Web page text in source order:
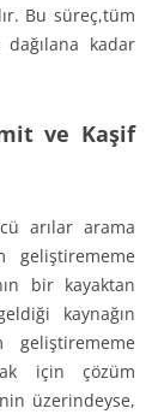
Bu süreç,tüm
kadar
ve Kaşif
arılar arama
geliştirememe
bir kayaktan
kaynağın
geliştirememe
için çözüm
üzerindeyse,